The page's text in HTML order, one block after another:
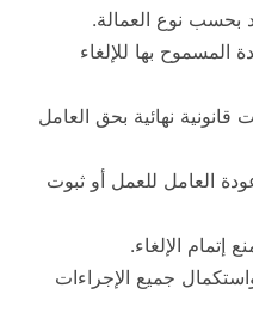
بحسب نوع العمالة.
المسموح بها للإلغاء
نهائية بحق العامل
العامل للعمل أو ثبوت
إتمام الإلغاء.
جميع الإجراءات